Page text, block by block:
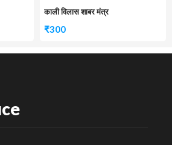
काली विलास शाबर मंत्र
₹300